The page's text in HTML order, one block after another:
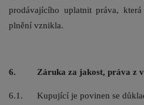
prodávajícího uplatnit práva,
plnění vznikla.
6. Záruka za jakost, práva z
6.1. Kupující je povinen se